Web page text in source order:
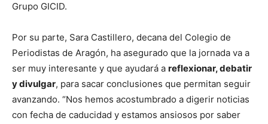
Grupo GICID.
Por su parte, Sara Castillero, decana del Colegio de
Periodistas de Aragón, ha asegurado que la jornada va a
ser muy interesante y que ayudará a reflexionar, debatir
y divulgar, para sacar conclusiones que permitan seguir
avanzando. “Nos hemos acostumbrado a digerir noticias
con fecha de caducidad y estamos ansiosos por saber